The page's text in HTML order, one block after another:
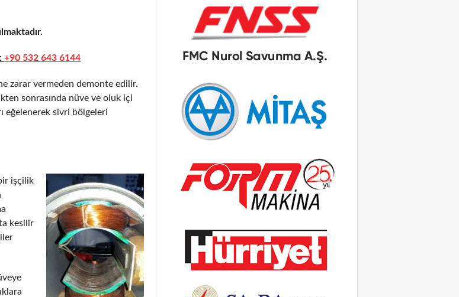
+90 532 643 6144
zarar vermeden demonte edilir.
sonrasında nüve ve oluk içi
eğelenerek sivri bölgeleri
işçilik
kesilir